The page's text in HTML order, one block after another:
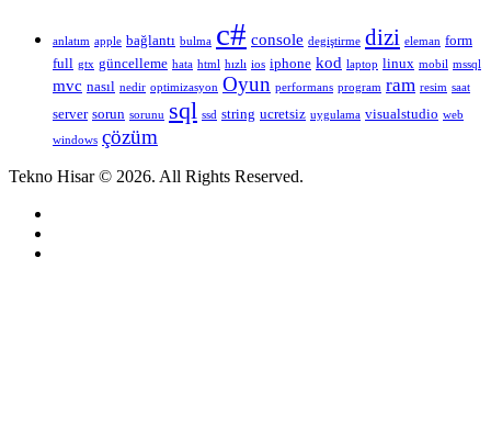
anlatım apple bağlantı bulma c# console degiştirme dizi eleman form
full gtx güncelleme hata html hızlı ios iphone kod laptop linux mobil mssql
mvc nasıl nedir optimizasyon Oyun performans program ram resim saat
server sorun sorunu sql ssd string ucretsiz uygulama visualstudio web
windows çözüm
Tekno Hisar © 2026. All Rights Reserved.